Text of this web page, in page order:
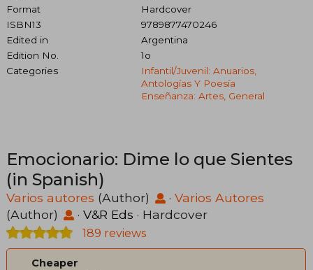
Format
Hardcover
ISBN13
9789877470246
Edited in
Argentina
Edition No.
1o
Categories
Infantil/juvenil: Anuarios,
Antologías Y Poesía
Enseñanza: Artes, General
Emocionario: Dime lo que Sientes
(in Spanish)
Varios autores (Author) · Varios Autores
(Author)
· V&R Eds · Hardcover
189 reviews
Cheaper